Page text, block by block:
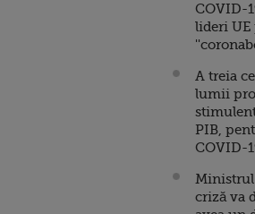
COVID-
lideri UE
A treia
lumii
PIB,
COVID-
Ministrul
criză va